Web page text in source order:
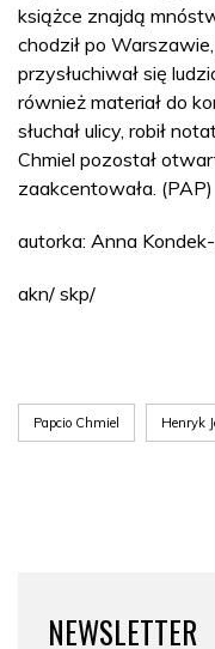
książce znajdą
chodził po
przysłuchiwał się
również materiał do
słuchał ulicy, robił
Chmiel pozostał
zaakcentowała. (PAP)
autorka: Anna
akn/ skp/
Papcio Chmiel Henryk
NEWSLETTER